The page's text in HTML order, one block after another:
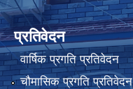
प्रतिवेदन
वार्षिक प्रगति प्रतिवेदन
चौमासिक प्रगति प्रतिवेदन